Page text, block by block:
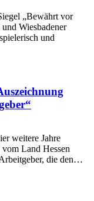
„Bewährt vor
Wiesbadener
und
weitere Jahre
Land Hessen
die den…